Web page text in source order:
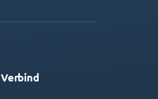
Verbind